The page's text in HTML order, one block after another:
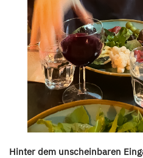
Hinter dem unscheinbaren